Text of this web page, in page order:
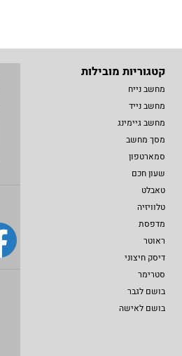
קטגוריות מובילות
מחשב נייח
מחשב נייד
מחשב גיימינג
מסך מחשב
סמארטפון
שעון חכם
טאבלט
טלוויזיה
מדפסת
ראוטר
דיסק חיצוני
סטרימר
בושם לגבר
בושם לאישה